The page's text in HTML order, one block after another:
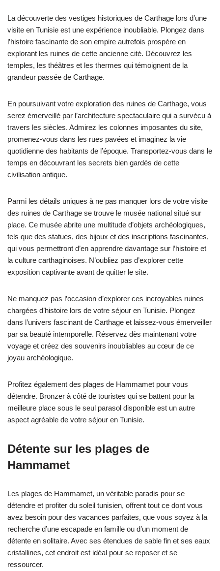
La découverte des vestiges historiques de Carthage lors d’une
visite en Tunisie est une expérience inoubliable. Plongez dans
l’histoire fascinante de son empire autrefois prospère en
explorant les ruines de cette ancienne cité. Découvrez les
temples, les théâtres et les thermes qui témoignent de la
grandeur passée de Carthage.
En poursuivant votre exploration des ruines de Carthage, vous
serez émerveillé par l’architecture spectaculaire qui a survécu à
travers les siècles. Admirez les colonnes imposantes du site,
promenez-vous dans les rues pavées et imaginez la vie
quotidienne des habitants de l’époque. Transportez-vous dans le
temps en découvrant les secrets bien gardés de cette
civilisation antique.
Parmi les détails uniques à ne pas manquer lors de votre visite
des ruines de Carthage se trouve le musée national situé sur
place. Ce musée abrite une multitude d’objets archéologiques,
tels que des statues, des bijoux et des inscriptions fascinantes,
qui vous permettront d’en apprendre davantage sur l’histoire et
la culture carthaginoises. N’oubliez pas d’explorer cette
exposition captivante avant de quitter le site.
Ne manquez pas l’occasion d’explorer ces incroyables ruines
chargées d’histoire lors de votre séjour en Tunisie. Plongez
dans l’univers fascinant de Carthage et laissez-vous émerveiller
par sa beauté intemporelle. Réservez dès maintenant votre
voyage et créez des souvenirs inoubliables au cœur de ce
joyau archéologique.
Profitez également des plages de Hammamet pour vous
détendre. Bronzer à côté de touristes qui se battent pour la
meilleure place sous le seul parasol disponible est un autre
aspect agréable de votre séjour en Tunisie.
Détente sur les plages de
Hammamet
Les plages de Hammamet, un véritable paradis pour se
détendre et profiter du soleil tunisien, offrent tout ce dont vous
avez besoin pour des vacances parfaites, que vous soyez à la
recherche d’une escapade en famille ou d’un moment de
détente en solitaire. Avec ses étendues de sable fin et ses eaux
cristallines, cet endroit est idéal pour se reposer et se
ressourcer.